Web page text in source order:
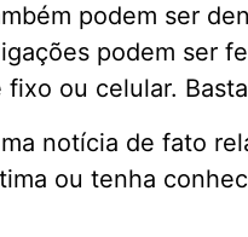
podem ser
podem ser
ou celular.
notícia de fato
ou tenha